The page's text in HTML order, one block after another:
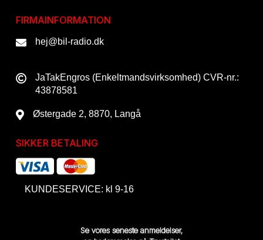
FIRMAINFORMATION
hej@bil-radio.dk
JaTakEngros (Enkeltmandsvirksomhed) CVR-nr.:
43878581
Østergade 2, 8870, Langå
SIKKER BETALING
KUNDESERVICE: kl 9-16
Se vores seneste anmeldelser,